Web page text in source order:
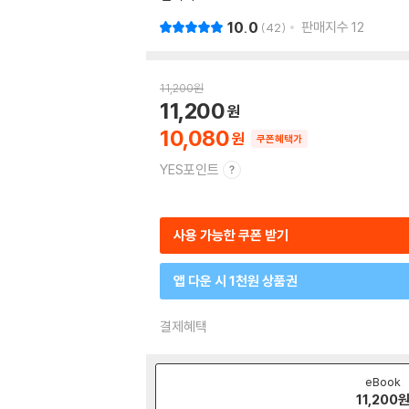
10.0 42 판매지수 12
11,200원
10,080
11,200
쿠폰혜택가
YES포인트
사용 가능한 쿠폰 받기
앱 다운 시 1천원 상품권
결제혜택
eBook
11,200